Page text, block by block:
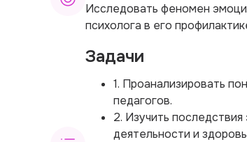
Исследовать феномен
психолога в его
Задачи
1. Проанализировать
педагогов.
2. Изучить
деятельности и